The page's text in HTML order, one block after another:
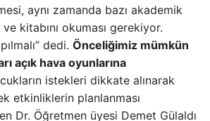
aynı zamanda bazı akademik
kitabını okuması gerekiyor.
dedi. Önceliğimiz mümkün
açık hava oyunlarına
istekleri dikkate alınarak
etkinliklerin planlanması
Dr. Öğretmen üyesi Demet Gülaldı